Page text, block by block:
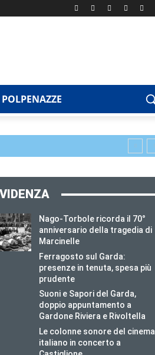
Nago-Torbole ricorda il 70°
anniversario della tragedia di
Marcinelle
Ferragosto sul Garda:
presenze in tenuta, spesa più
prudente
Suoni e Sapori del Garda,
doppio appuntamento a
Gardone Riviera e Rivoltella
Le colonne sonore del cinema
italiano in concerto a